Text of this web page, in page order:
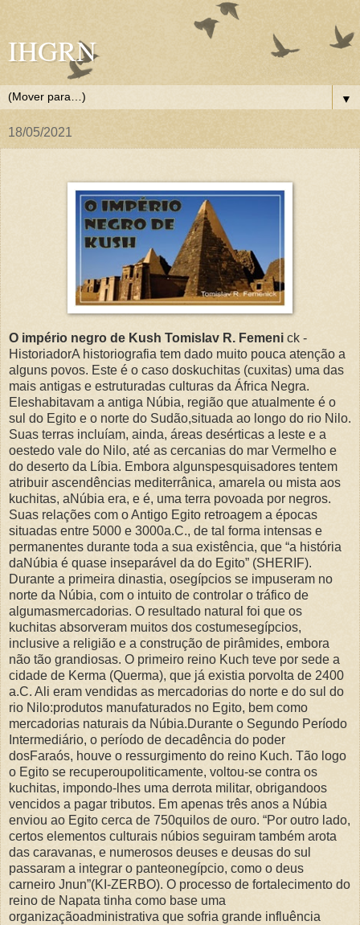
IHGRN
▼
18/05/2021
O império negro de Kush Tomislav R. Femeni ck -
HistoriadorA historiografia tem dado muito pouca atenção a
alguns povos. Este é o caso doskuchitas (cuxitas) uma das
mais antigas e estruturadas culturas da África Negra.
Eleshabitavam a antiga Núbia, região que atualmente é o
sul do Egito e o norte do Sudão,situada ao longo do rio Nilo.
Suas terras incluíam, ainda, áreas desérticas a leste e a
oestedo vale do Nilo, até as cercanias do mar Vermelho e
do deserto da Líbia. Embora algunspesquisadores tentem
atribuir ascendências mediterrânica, amarela ou mista aos
kuchitas, aNúbia era, e é, uma terra povoada por negros.
Suas relações com o Antigo Egito retroagem a épocas
situadas entre 5000 e 3000a.C., de tal forma intensas e
permanentes durante toda a sua existência, que “a história
daNúbia é quase inseparável da do Egito” (SHERIF).
Durante a primeira dinastia, osegípcios se impuseram no
norte da Núbia, com o intuito de controlar o tráfico de
algumasmercadorias. O resultado natural foi que os
kuchitas absorveram muitos dos costumesegípcios,
inclusive a religião e a construção de pirâmides, embora
não tão grandiosas. O primeiro reino Kuch teve por sede a
cidade de Kerma (Querma), que já existia porvolta de 2400
a.C. Ali eram vendidas as mercadorias do norte e do sul do
rio Nilo:produtos manufaturados no Egito, bem como
mercadorias naturais da Núbia.Durante o Segundo Período
Intermediário, o período de decadência do poder
dosFaraós, houve o ressurgimento do reino Kuch. Tão logo
o Egito se recuperoupoliticamente, voltou-se contra os
kuchitas, impondo-lhes uma derrota militar, obrigandoos
vencidos a pagar tributos. Em apenas três anos a Núbia
enviou ao Egito cerca de 750quilos de ouro. “Por outro lado,
certos elementos culturais núbios seguiram também arota
das caravanas, e numerosos deuses e deusas do sul
passaram a integrar o panteonegípcio, como o deus
carneiro Jnun”(KI-ZERBO). O processo de fortalecimento do
reino de Napata tinha como base uma
organizaçãoadministrativa que sofria grande influência